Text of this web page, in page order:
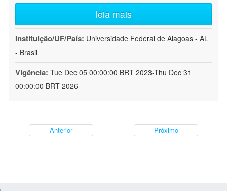
leia mais
Instituição/UF/País: Universidade Federal de Alagoas - AL
- Brasil
Vigência: Tue Dec 05 00:00:00 BRT 2023-Thu Dec 31
00:00:00 BRT 2026
Anterior Próximo